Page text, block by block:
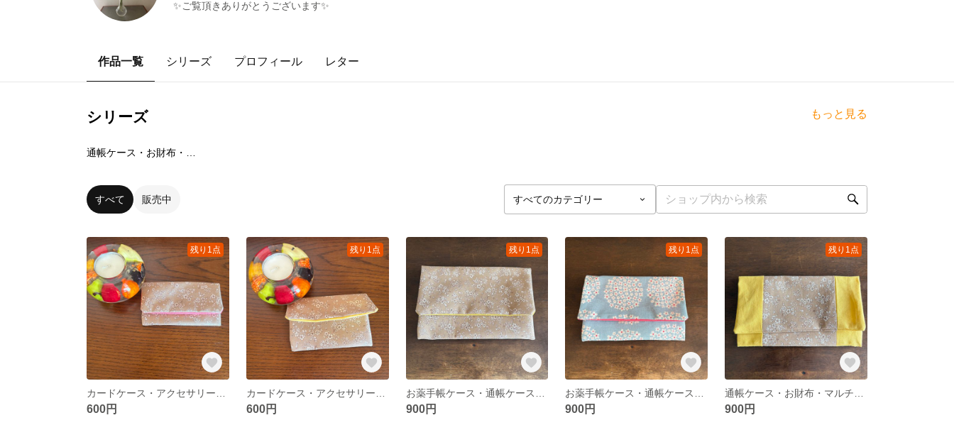
✨ご覧頂きありがとうございます✨
作品一覧 シリーズ プロフィール レター
シリーズ もっと見る
すべて 販売中
残り1点
600円
残り1点
600円
残り1点
900円
残り1点
900円
残り1点
900円